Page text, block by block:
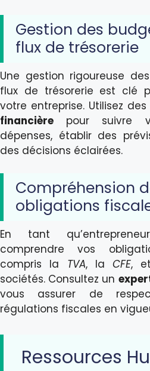
Gestion des
flux de trésorerie
Une gestion rigoureuse
flux de trésorerie est clé
votre entreprise. Utilisez
financière pour suivre
dépenses, établir des
des décisions éclairées.
Compréhension
obligations
En tant
comprendre vos
compris la TVA, laCFE,
sociétés. Consultez un
vous assurer de
régulations fiscales en
Ressources